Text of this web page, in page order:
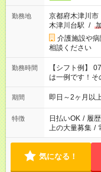
勤務地
京都府木津川市
木津川台駅 /
介護施設や
相談ください
勤務時間
【シフト例】
は一例です！そ
期間 即日～2ヶ月以
特徴 日払いOK / 履
上の大量募集 /
気になる！